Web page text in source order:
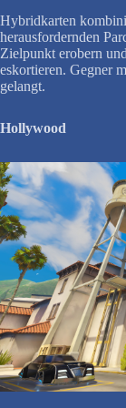
Hybridkarten
herausfordernden
Zielpunkt erobern
eskortieren. Gegner
gelangt.
Hollywood